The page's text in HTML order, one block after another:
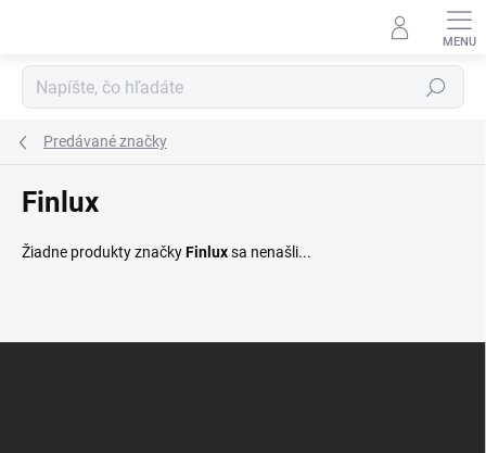
Hľadať
Predávané značky
Finlux
Žiadne produkty značkyFinluxsa nenašli...